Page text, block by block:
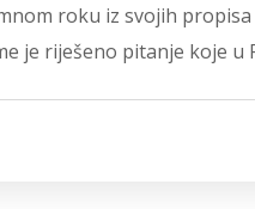
roku iz svojih
je riješeno pitanje koje u